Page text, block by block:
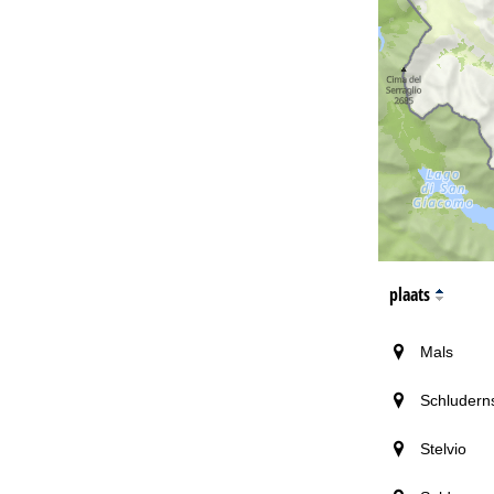
plaats
Mals
Stelvio